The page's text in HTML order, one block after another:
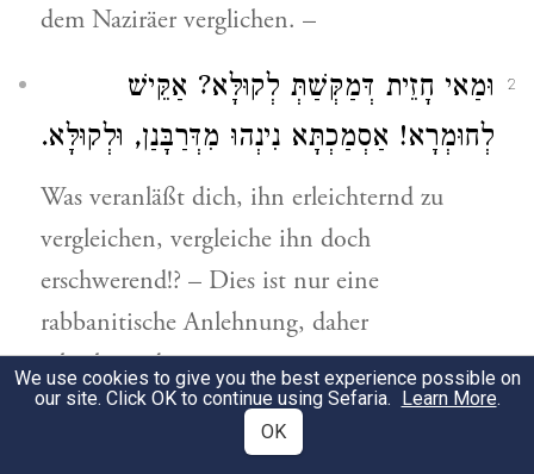
dem Naziräer verglichen. –
2
וּמַאי חָזֵית דְּמַקְּשַׁתְּ לְקוּלָּא? אַקֵּישׁ
לְחוּמְרָא! אַסְמַכְתָּא נִינְהוּ מִדְּרַבָּנַן, וּלְקוּלָּא.
Was veranläßt dich, ihn erleichternd zu
vergleichen, vergleiche ihn doch
erschwerend!? – Dies ist nur eine
rabbanitische Anlehnung, daher
erleichternd.
אֵלּוּ הֵן מַעֲמָדוֹת. לְפִי שֶׁנֶּאֱמַר: ״צַו אֶת
We use cookies to give you the best experience possible on
our site. Click OK to continue using Sefaria. Learn More.
OK